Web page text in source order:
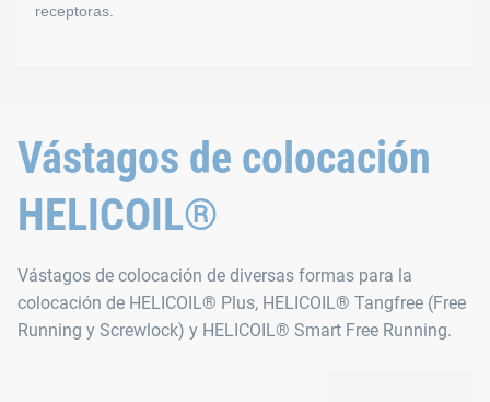
receptoras.
Calibre de control de aterrajado para comprobar que las
Vástagos de colocación
HELICOIL®
Vástagos de colocación de diversas formas para la
colocación de HELICOIL® Plus, HELICOIL® Tangfree (Free
Running y Screwlock) y HELICOIL® Smart Free Running.